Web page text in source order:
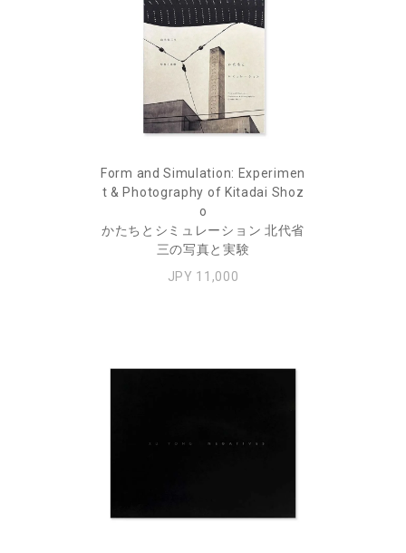
Form and Simulation: Experimen
t & Photography of Kitadai Shoz
o
かたちとシミュレーション 北代省
三の写真と実験
JPY 11,000